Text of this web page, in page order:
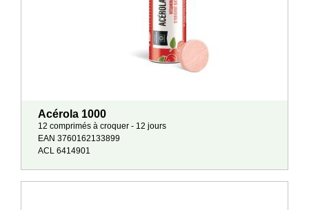
Acérola 1000
12 comprimés à croquer - 12 jours
EAN 3760162133899
ACL 6414901